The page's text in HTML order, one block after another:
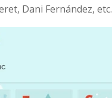
Dani Fernández, etc.